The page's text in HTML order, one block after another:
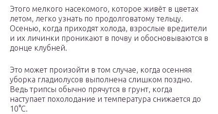
Этого мелкого насекомого, которое живёт в цветах
летом, легко узнать по продолговатому тельцу.
Осенью, когда приходят холода, взрослые вредители
и их личинки проникают в почву и обосновываются в
донце клубней.
Это может произойти в том случае, когда осенняя
уборка гладиолусов выполнена слишком поздно.
Ведь трипсы обычно прячутся в грунт, когда
наступает похолодание и температура снижается до
10°C.